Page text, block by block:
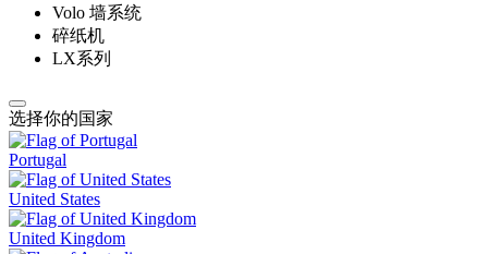
Volo 墙系统
碎纸机
LX系列
选择你的国家
Portugal
United States
United Kingdom